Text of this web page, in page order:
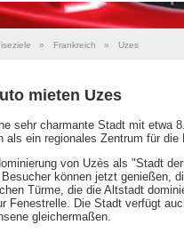
» Frankreich » Uzes
mieten Uzes
sehr charmante Stadt mit etwa
als ein regionales Zentrum für die
von Uzès als "Stadt
können jetzt genießen,
Türme, die die Altstadt
Fenestrelle. Die Stadt verfügt
gleichermaßen.